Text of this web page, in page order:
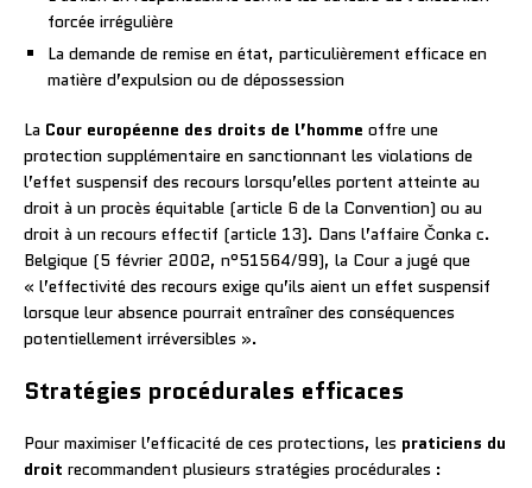
forcée irrégulière
La demande de remise en état, particulièrement efficace en
matière d’expulsion ou de dépossession
La Cour européenne des droits de l’homme offre une
protection supplémentaire en sanctionnant les violations de
l’effet suspensif des recours lorsqu’elles portent atteinte au
droit à un procès équitable (article 6 de la Convention) ou au
droit à un recours effectif (article 13). Dans l’affaire Čonka c.
Belgique (5 février 2002, n°51564/99), la Cour a jugé que
« l’effectivité des recours exige qu’ils aient un effet suspensif
lorsque leur absence pourrait entraîner des conséquences
potentiellement irréversibles ».
Stratégies procédurales efficaces
Pour maximiser l’efficacité de ces protections, les praticiens du
droit recommandent plusieurs stratégies procédurales :